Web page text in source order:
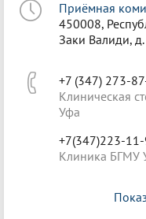
Приёмная
450008,
Заки Валиди,
+7 (347) 273-
Клиническая
Уфа
+7(347)223-
Клиника БГМУ